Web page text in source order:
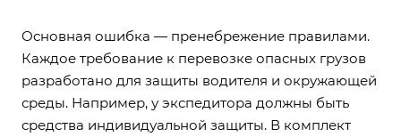
Основная ошибка — пренебрежение правилами.
Каждое требование к перевозке опасных грузов
разработано для защиты водителя и окружающей
среды. Например, у экспедитора должны быть
средства индивидуальной защиты. В комплект